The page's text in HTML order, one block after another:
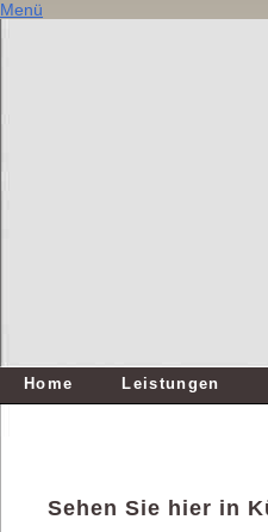
Menü
Sehen Sie hier in
Home Leistungen